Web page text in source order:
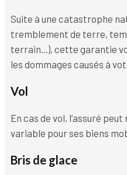
Suite à une catastrophe
tremblement de terre,
terrain...), cette garantie
les dommages causés à
Vol
En cas de vol, l’assuré
variable pour ses biens
Bris de glace